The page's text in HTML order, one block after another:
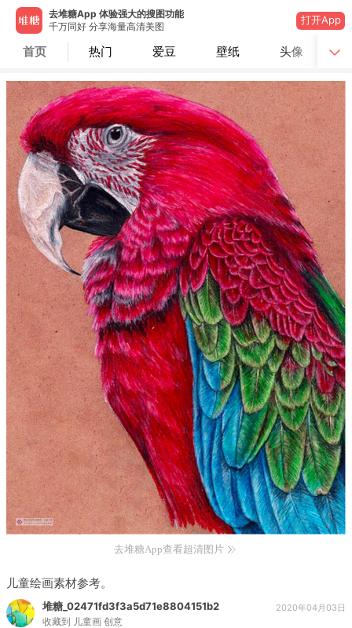
去堆糖App 体验强大的搜图功能
千万同好 分享海量高清美图
打开App
首页 热门 爱豆 壁纸 头像
去堆糖App查看超清图片
儿童绘画素材参考。
堆糖_02471fd3f3a5d71e8804151b2
收藏到 儿童画 创意
2020年04月03日